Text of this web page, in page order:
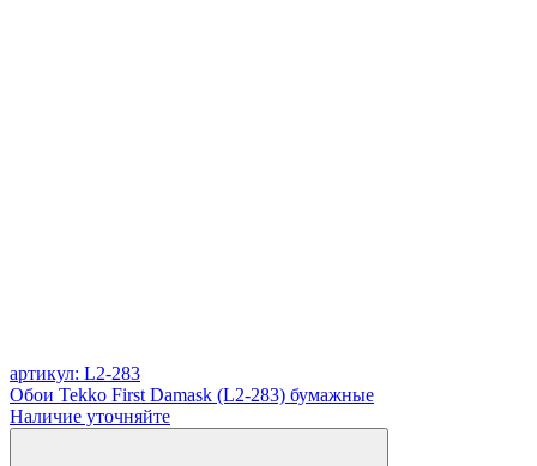
артикул: L2-283
Обои Tekko First Damask (L2-283) бумажные
Наличие уточняйте